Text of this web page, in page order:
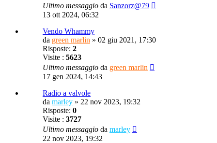
Ultimo messaggio da Sanzorz@79
13 ott 2024, 06:32
Vendo Whammy
da green marlin » 02 giu 2021, 17:30
Risposte: 2
Visite : 5623
Ultimo messaggio da green marlin
17 gen 2024, 14:43
Radio a valvole
da marley » 22 nov 2023, 19:32
Risposte: 0
Visite : 3727
Ultimo messaggio da marley
22 nov 2023, 19:32